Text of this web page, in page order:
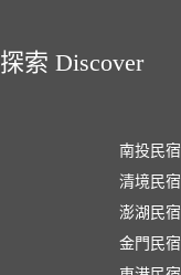
探索 Discover
南投民宿
清境民宿
澎湖民宿
金門民宿